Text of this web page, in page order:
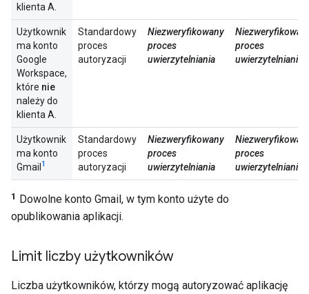
klienta A.
Użytkownik
ma konto
Google
Workspace,
które nie
należy do
klienta A.
Standardowy
proces
autoryzacji
Niezweryfikowany
proces
uwierzytelniania
proces
uwierzytelniania
Użytkownik
ma konto
Gmail 1
Standardowy
proces
autoryzacji
Niezweryfikowany
proces
uwierzytelniania
proces
uwierzytelniania
1
Dowolne konto Gmail, w tym konto użyte do
opublikowania aplikacji.
Limit liczby użytkowników
Liczba użytkowników, którzy mogą autoryzować aplikację